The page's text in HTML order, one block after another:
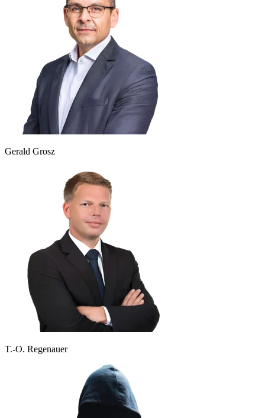
Gerald Grosz
T.-O. Regenauer